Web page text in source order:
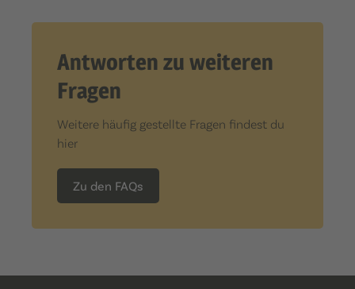
Antworten zu weiteren
Fragen
Weitere häufig gestellte Fragen findest du
hier
Zu den FAQs